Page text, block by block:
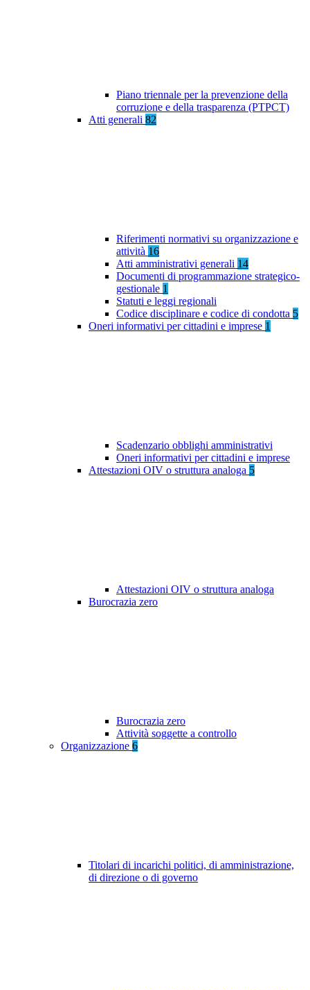
Piano triennale per la prevenzione della
corruzione e della trasparenza (PTPCT)
Atti generali 82
Riferimenti normativi su organizzazione e
attività 16
Atti amministrativi generali 14
Documenti di programmazione strategico-
gestionale 1
Statuti e leggi regionali
Codice disciplinare e codice di condotta 5
Oneri informativi per cittadini e imprese 1
Scadenzario obblighi amministrativi
Oneri informativi per cittadini e imprese
Attestazioni OIV o struttura analoga 5
Attestazioni OIV o struttura analoga
Burocrazia zero
Burocrazia zero
Attività soggette a controllo
Organizzazione 6
Titolari di incarichi politici, di amministrazione,
di direzione o di governo